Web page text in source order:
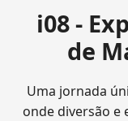
i08 -
de
Uma jornada
onde diversão e